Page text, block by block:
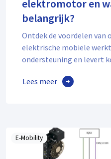
elektromotor en
belangrijk?
Ontdek de voordelen van
elektrische mobiele
ondersteuning en levert
Lees meer
E-Mobility